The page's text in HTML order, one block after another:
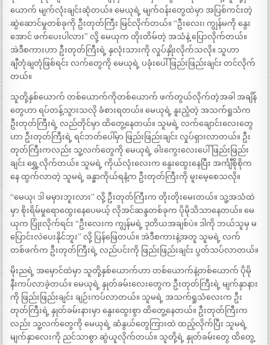
ယောက် မျက်လုံးချင်းဆုံတယ်။ မေယုရဲ့ မျက်ဝန်းတွေထဲမှာ အပြစ်ကင်းတဲ့
ဆွဲဆောင်မှုတစ်ခုကို ဦးတုတ်ကြီး မြင်လိုက်တယ်။ “ဦးလေး၊ ကျွန်မကို နွေး
အောင် ဖက်ပေးပါလား” လို့ မေယုက တိုးတိမ်တဲ့ အသံနဲ့ ပြောလိုက်တယ်။
အဲဒီစကားဟာ ဦးတုတ်ကြီးရဲ့ နှလုံးသားကို လှုပ်နှိုးလိုက်သလို။ သူဟာ
ချီတုံချတုံဖြစ်ရင်း လက်တွေကို မေယုရဲ့ ပခုံးပေါ် ဖြည်းဖြည်းချင်း တင်လိုက်
တယ်။
သူတို့နှစ်ယောက် တစ်ယောက်ကိုတစ်ယောက် ဖက်တွယ်လိုက်တဲ့အခါ အချိန်
တွေဟာ ရပ်တန့်သွားသလို ခံစားရတယ်။ မေယုရဲ့ နူးညံ့တဲ့ အသက်ရှုသံက
ဦးတုတ်ကြီးရဲ့ လည်တိုင်မှာ ထိတွေ့နေတယ်။ သူမရဲ့ လက်ချောင်းလေးတွေ
ဟာ ဦးတုတ်ကြီးရဲ့ ရင်ဘတ်ပေါ်မှာ ဖြည်းဖြည်းချင်း လှုပ်ရှားလာတယ်။ ဦး
တုတ်ကြီးကလည်း သူ့လက်တွေကို မေယုရဲ့ ခါးကွေးလေးပေါ် ဖြည်းဖြည်း
ချင်း ရွှေ့လိုက်တယ်။ သူမရဲ့ ကိုယ်လုံးလေးက နွေးထွေးနေပြီး အင်္ကျီစိုစိုက
နေ ထွက်လာတဲ့ သူမရဲ့ ခန္ဓာကိုယ်ရနံ့က ဦးတုတ်ကြီးကို မူးမေ့စေသလို။
“မေယု၊ ဒါ မမှားဘူးလား” လို့ ဦးတုတ်ကြီးက တိုးတိုးမေးတယ်။ သူ့အသံထဲ
မှာ စိုးရိမ်မှုရောထွေးနေပေမယ့် လိုအင်ဆန္ဒတစ်ခုက ပိုမိုသိသာနေတယ်။ မေ
ယုက ပြုံးလိုက်ရင်း “ဦးလေးက ကျွန်မရဲ့ ဒုတိယအချစ်ပဲ။ ဒါကို ဘယ်သူမှ မ
ပြောင်းလဲပေးနိုင်ဘူး” လို့ ပြန်ဖြေတယ်။ အဲဒီစကားနဲ့အတူ သူမရဲ့ လက်
တစ်ဖက်က ဦးတုတ်ကြီးရဲ့ လည်ပင်းကို ဖြည်းဖြည်းချင်း ပွတ်သပ်လာတယ်။
မိုးညရဲ့ အမှောင်ထဲမှာ သူတို့နှစ်ယောက်ဟာ တစ်ယောက်နဲ့တစ်ယောက် ပိုမို
နီးကပ်လာခဲ့တယ်။ မေယုရဲ့ နှုတ်ခမ်းလေးတွေက ဦးတုတ်ကြီးရဲ့ မျက်နှာနား
ကို ဖြည်းဖြည်းချင်း ချဉ်းကပ်လာတယ်။ သူမရဲ့ အသက်ရှုသံလေးက ဦး
တုတ်ကြီးရဲ့ နှုတ်ခမ်းနားမှာ နွေးထွေးစွာ ထိတွေ့နေတယ်။ ဦးတုတ်ကြီးက
လည်း သူ့လက်တွေကို မေယုရဲ့ ဆံနွယ်တွေကြားထဲ ထည့်လိုက်ပြီး သူမရဲ့
မျက်နှာလေးကို ညင်သာစွာ ဆွဲယူလိုက်တယ်။ သူတို့ရဲ့ နှုတ်ခမ်းတွေ ထိတွေ့